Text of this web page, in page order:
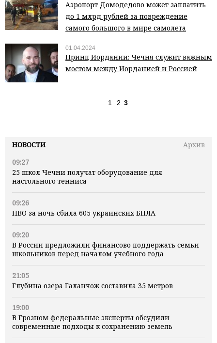
НОВОСТИ
Архив
09:27
25 школ Чечни получат оборудование для
настольного тенниса
09:26
ПВО за ночь сбила 605 украинских БПЛА
09:20
В России предложили финансово поддержать семьи
школьников перед началом учебного года
21:05
Глубина озера Галанчож составила 35 метров
19:00
В Грозном федеральные эксперты обсудили
современные подходы к сохранению земель
Аэропорт Домодедово может заплатить
до 1 млрд рублей за повреждение
самого большого в мире самолета
01.04.2024
Принц Иордании: Чечня служит важным
мостом между Иорданией и Россией
1 2 3